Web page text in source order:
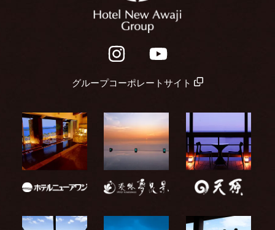
グループコーポレートサイト